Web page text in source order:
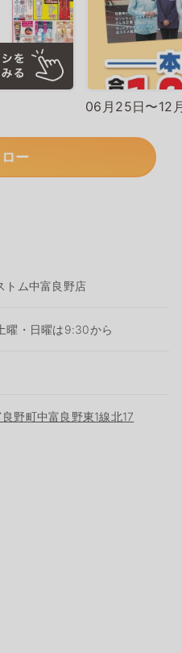
06月25日〜12
ー
トム中富良野店
曜・日曜は9:30から
野町中富良野東1線北17